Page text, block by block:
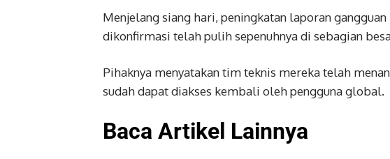
Menjelang siang hari, peningkatan laporan
dikonfirmasi telah pulih sepenuhnya di sebagian
Pihaknya menyatakan tim teknis mereka telah
sudah dapat diakses kembali oleh pengguna global.
Baca Artikel Lainnya